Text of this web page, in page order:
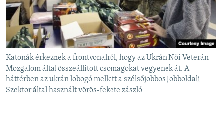
Katonák érkeznek a frontvonalról, hogy az Ukrán Női Veterán
Mozgalom által összeállított csomagokat vegyenek át. A
háttérben az ukrán lobogó mellett a szélsőjobbos Jobboldali
Szektor által használt vörös-fekete zászló